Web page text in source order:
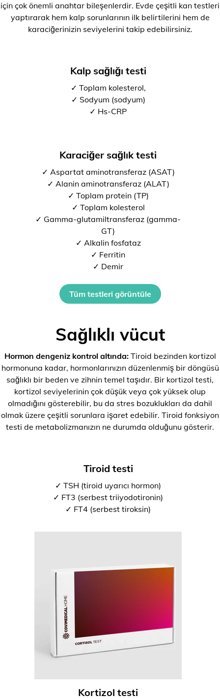
için çok önemli anahtar bileşenlerdir. Evde çeşitli kan testleri
yaptırarak hem kalp sorunlarının ilk belirtilerini hem de
karaciğerinizin seviyelerini takip edebilirsiniz.
Kalp sağlığı testi
✓ Toplam kolesterol,
✓ Sodyum (sodyum)
✓ Hs-CRP
Karaciğer sağlık testi
✓ Aspartat aminotransferaz (ASAT)
✓ Alanin aminotransferaz (ALAT)
✓ Toplam protein (TP)
✓ Toplam kolesterol
✓ Gamma-glutamiltransferaz (gamma-
GT)
✓ Alkalin fosfataz
✓ Ferritin
✓ Demir
Tüm testleri görüntüle
Sağlıklı vücut
Hormon dengeniz kontrol altında:Tiroid bezinden kortizol
hormonuna kadar, hormonlarınızın düzenlenmiş bir döngüsü
sağlıklı bir beden ve zihnin temel taşıdır. Bir kortizol testi,
kortizol seviyelerinin çok düşük veya çok yüksek olup
olmadığını gösterebilir, bu da stres bozuklukları da dahil
olmak üzere çeşitli sorunlara işaret edebilir. Tiroid fonksiyon
testi de metabolizmanızın ne durumda olduğunu gösterir.
Tiroid testi
✓ TSH (tiroid uyarıcı hormon)
✓ FT3 (serbest triiyodotironin)
✓ FT4 (serbest tiroksin)
Kortizol testi